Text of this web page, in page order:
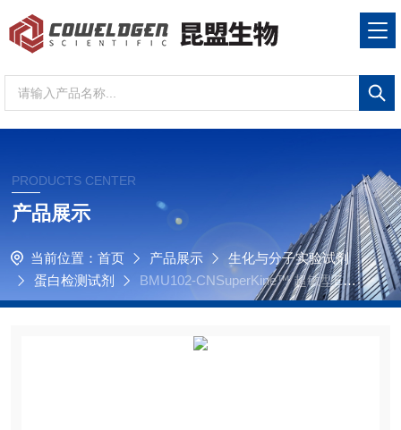
PRODUCTS CENTER
产品展示
当前位置： 首页 产品展示
生化与分子实验试剂
蛋白检测试剂
BMU102-CNSuperKine™ 超敏型ECL
发光液（飞克级）